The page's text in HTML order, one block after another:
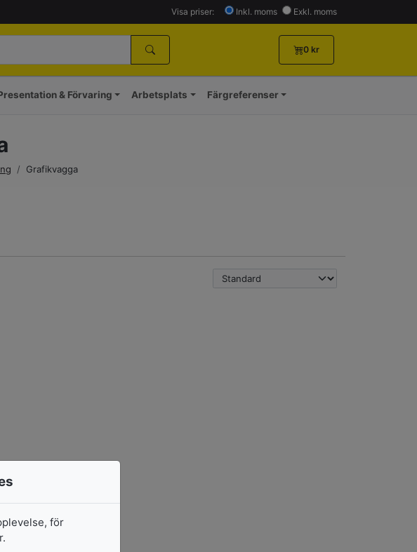
Visa priser: Inkl. moms Exkl. moms
0 kr
& Förvaring Arbetsplats Färgreferenser
/ Grafikvagga
för